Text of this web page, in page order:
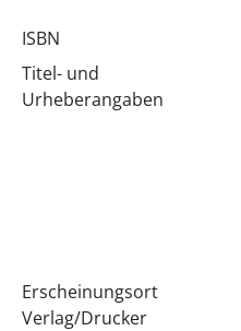
ISBN
Titel- und
Urheberangaben
Erscheinungsort
Verlag/Drucker